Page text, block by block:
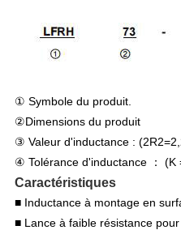
① Symbole du produit.
②Dimensions du produit
③ Valeur d'inductance :
④ Tolérance d'inductance ： (K
Caractéristiques
■ Inductance à montage en
■ Lance à faible résistance